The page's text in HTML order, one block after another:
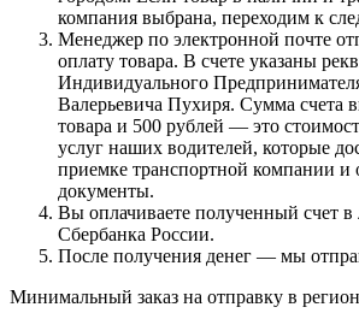
компания выбрана, переходим к
Менеджер по электронной почте
оплату товара. В счете указаны
Индивидуального
Валерьевича Пухиря. Сумма счета
товара и 500 рублей — это
услуг наших водителей, которые
приемке транспортной компании и
документы.
Вы оплачиваете полученный счет
Сбербанка России.
После получения денег — мы
Минимальный заказ на отправку в